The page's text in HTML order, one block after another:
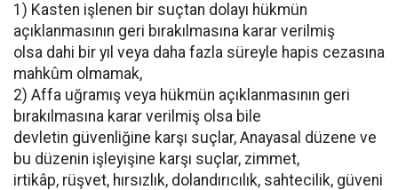
1) Kasten işlenen bir suçtan dolayı hükmün
açıklanmasının geri bırakılmasına karar verilmiş
olsa dahi bir yıl veya daha fazla süreyle hapis cezasına
mahkûm olmamak,
2) Affa uğramış veya hükmün açıklanmasının geri
bırakılmasına karar verilmiş olsa bile
devletin güvenliğine karşı suçlar, Anayasal düzene ve
bu düzenin işleyişine karşı suçlar, zimmet,
irtikâp, rüşvet, hırsızlık, dolandırıcılık, sahtecilik, güveni